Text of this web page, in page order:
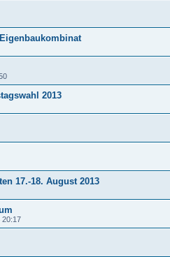
2013
17.-18. August 2013
20:17